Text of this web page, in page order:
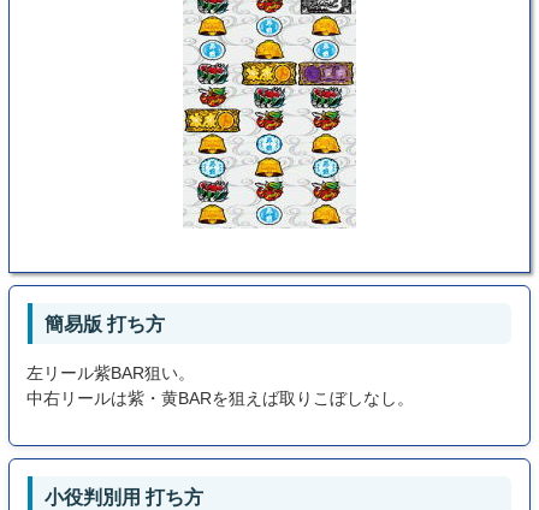
簡易版 打ち方
左リール紫BAR狙い。
中右リールは紫・黄BARを狙えば取りこぼしなし。
小役判別用 打ち方